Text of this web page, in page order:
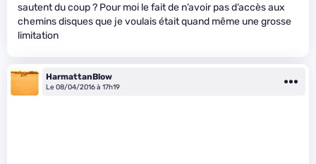
sautent du coup ? Pour moi le fait de n’avoir pas d’accès aux
chemins disques que je voulais était quand même une grosse
limitation
HarmattanBlow
Le 08/04/2016 à 17h19